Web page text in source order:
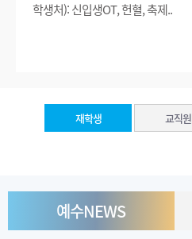
학생처): 신입생OT, 헌혈, 축제..
재학생 교직원
예수NEWS